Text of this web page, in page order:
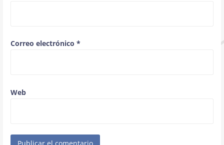
Correo electrónico *
Web